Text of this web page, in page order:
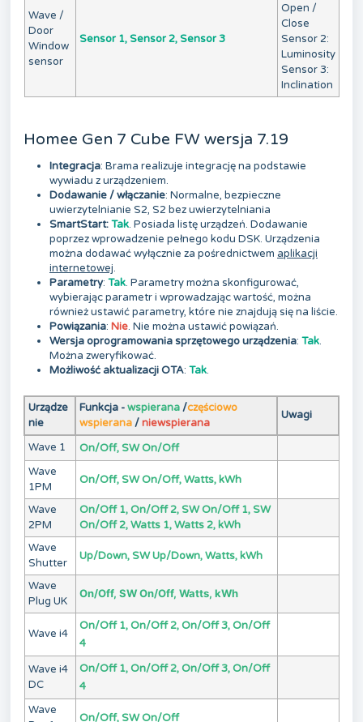
Wave /
Door
Window
sensor
Sensor 1, Sensor 2, Sensor 3
Open /
Close
Sensor 2:
Luminosity
Sensor 3:
Inclination
Homee Gen 7 Cube FW wersja 7.19
Integracja: Brama realizuje integrację na podstawie
wywiadu z urządzeniem.
Dodawanie / włączanie: Normalne, bezpieczne
uwierzytelnianie S2, S2 bez uwierzytelniania
SmartStart:Tak. Posiada listę urządzeń. Dodawanie
poprzez wprowadzenie pełnego kodu DSK. Urządzenia
można dodawać wyłącznie za pośrednictwem aplikacji
internetowej.
Parametry: Tak. Parametry można skonfigurować,
wybierając parametr i wprowadzając wartość, można
również ustawić parametry, które nie znajdują się na liście.
Powiązania: Nie. Nie można ustawić powiązań.
Wersja oprogramowania sprzętowego urządzenia: Tak.
Można zweryfikować.
Możliwość aktualizacji OTA: Tak.
Urządze
nie
Funkcja -wspierana/częściowo
wspierana/niewspierana
Uwagi
Wave 1
On/Off, SW On/Off
Wave
1PM
On/Off, SW On/Off, Watts, kWh
Wave
2PM
On/Off 1, On/Off 2, SW On/Off 1, SW
On/Off 2, Watts 1, Watts 2, kWh
Wave
Shutter
Up/Down, SW Up/Down, Watts, kWh
Wave
Plug UK
On/Off, SW On/Off, Watts, kWh
Wave i4
On/Off 1, On/Off 2, On/Off 3, On/Off
4
Wave i4
DC
On/Off 1, On/Off 2, On/Off 3, On/Off
4
Wave
On/Off, SW On/Off